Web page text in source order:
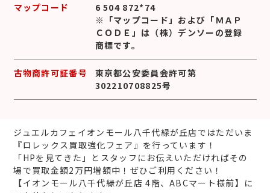
マップコード
6 504 872*74
※「マップコード」および「ＭＡＰ
ＣＯＤＥ」は（株）デンソーの登録
商標です。
古物商許可証番号
東京都公安委員会許可第
302210708825号
ジュエルカフェイオンモール八千代緑が丘店ではただいま
『ロレックス買取強化フェア』を行っています！
「HPを見てきた」とスタッフにお伝えいただければその
場で買取金額2万円増額中！ぜひご利用ください！
【イオンモール八千代緑が丘店 4階、ABCマート様前】に